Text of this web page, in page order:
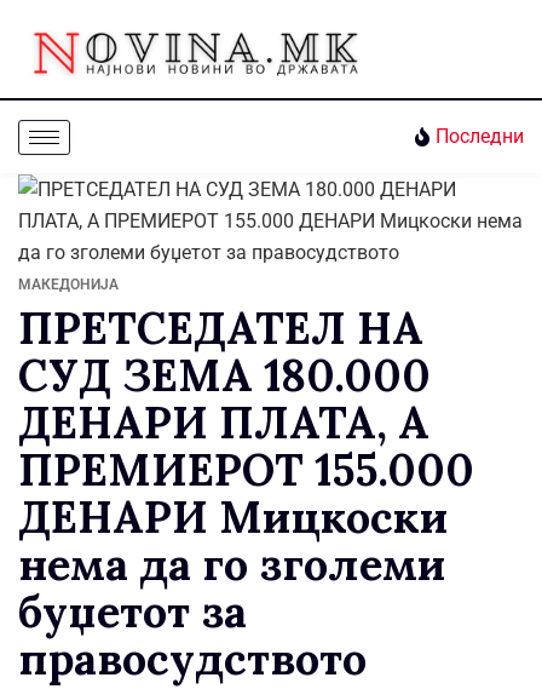
Последни
МАКЕДОНИЈА
ПРЕТСЕДАТЕЛ НА
СУД ЗЕМА 180.000
ДЕНАРИ ПЛАТА, А
ПРЕМИЕРОТ 155.000
ДЕНАРИ Мицкоски
нема да го зголеми
буџетот за
правосудството